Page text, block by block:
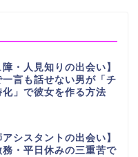
障・人見知りの出会い】
一言も話せない男が「チ
化」で彼女を作る方法
アシスタントの出会い】
務・平日休みの三重苦で